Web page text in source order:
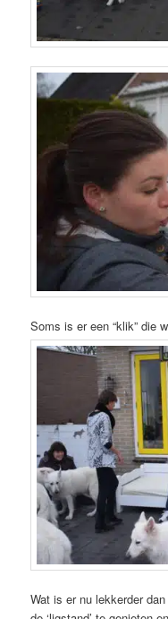
Soms is er een “klik” die
Wat is er nu lekkerder